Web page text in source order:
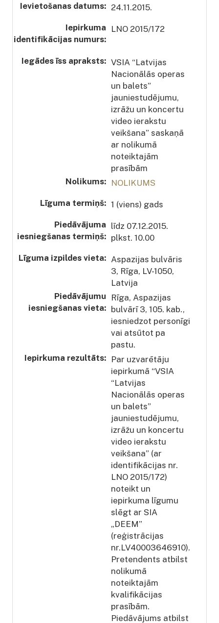
Ievietošanas datums: 24.11.2015.
Iepirkuma
identifikācijas numurs:
LNO 2015/172
Iegādes īss apraksts: VSIA “Latvijas
Nacionālās operas
un balets”
jauniestudējumu,
izrāžu un koncertu
video ierakstu
veikšana” saskaņā
ar nolikumā
noteiktajām
prasībām
Nolikums: NOLIKUMS
Līguma termiņš: 1 (viens) gads
Piedāvājuma
iesniegšanas termiņš:
līdz 07.12.2015.
plkst. 10.00
Līguma izpildes vieta: Aspazijas bulvāris
3, Rīga, LV-1050,
Latvija
Piedāvājumu
iesniegšanas vieta:
Rīga, Aspazijas
bulvārī 3, 105. kab.,
iesniedzot personīgi
vai atsūtot pa
pastu.
Iepirkuma rezultāts: Par uzvarētāju
iepirkumā “VSIA
“Latvijas
Nacionālās operas
un balets”
jauniestudējumu,
izrāžu un koncertu
video ierakstu
veikšana” (ar
identifikācijas nr.
LNO 2015/172)
noteikt un
iepirkuma līgumu
slēgt ar SIA
„DEEM”
(reģistrācijas
nr.LV40003646910).
Pretendents atbilst
nolikumā
noteiktajām
kvalifikācijas
prasībām.
Piedāvājums atbilst